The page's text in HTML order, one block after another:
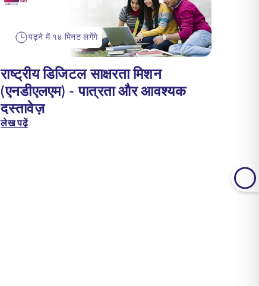
पढ़ने में १४ मिनट लगेंगे
राष्ट्रीय डिजिटल साक्षरता मिशन
(एनडीएलएम) - पात्रता और आवश्यक
दस्तावेज़
लेख पढ़ें